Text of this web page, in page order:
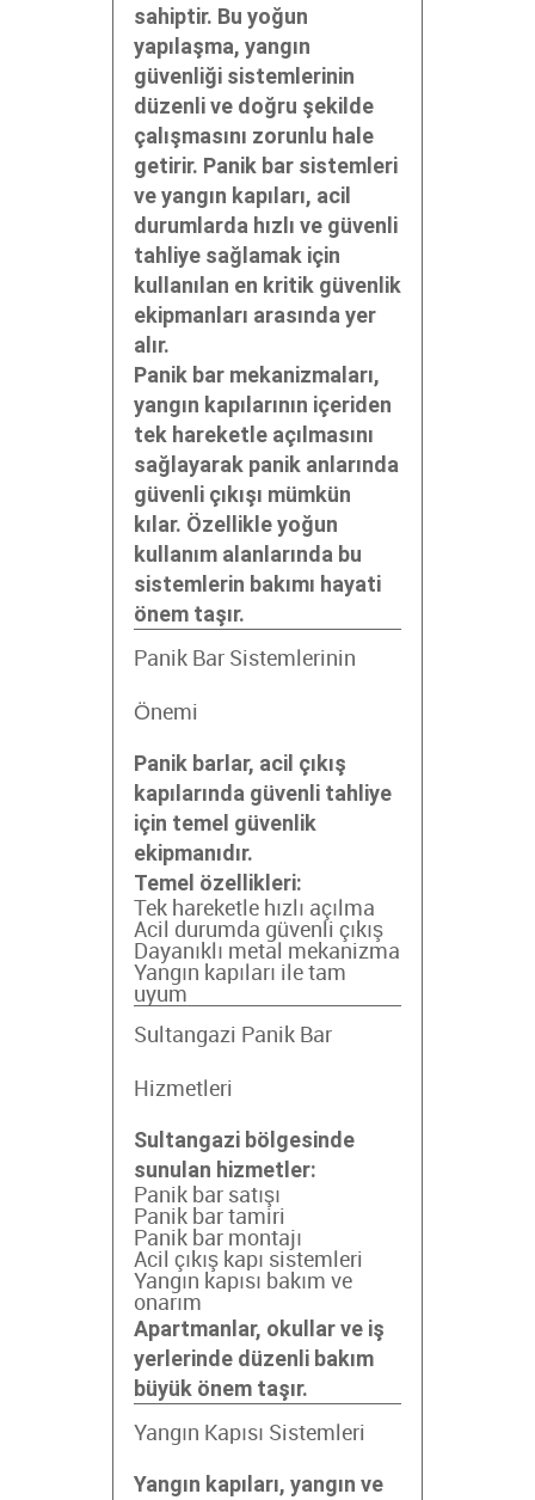
sahiptir. Bu yoğun
yapılaşma, yangın
güvenliği sistemlerinin
düzenli ve doğru şekilde
çalışmasını zorunlu hale
getirir. Panik bar sistemleri
ve yangın kapıları, acil
durumlarda hızlı ve güvenli
tahliye sağlamak için
kullanılan en kritik güvenlik
ekipmanları arasında yer
alır.
Panik bar mekanizmaları,
yangın kapılarının içeriden
tek hareketle açılmasını
sağlayarak panik anlarında
güvenli çıkışı mümkün
kılar. Özellikle yoğun
kullanım alanlarında bu
sistemlerin bakımı hayati
önem taşır.
Panik Bar Sistemlerinin
Önemi
Panik barlar, acil çıkış
kapılarında güvenli tahliye
için temel güvenlik
ekipmanıdır.
Temel özellikleri:
Tek hareketle hızlı açılma
Acil durumda güvenli çıkış
Dayanıklı metal mekanizma
Yangın kapıları ile tam
uyum
Sultangazi Panik Bar
Hizmetleri
Sultangazi bölgesinde
sunulan hizmetler:
Panik bar satışı
Panik bar tamiri
Panik bar montajı
Acil çıkış kapı sistemleri
Yangın kapısı bakım ve
onarım
Apartmanlar, okullar ve iş
yerlerinde düzenli bakım
büyük önem taşır.
Yangın Kapısı Sistemleri
Yangın kapıları, yangın ve